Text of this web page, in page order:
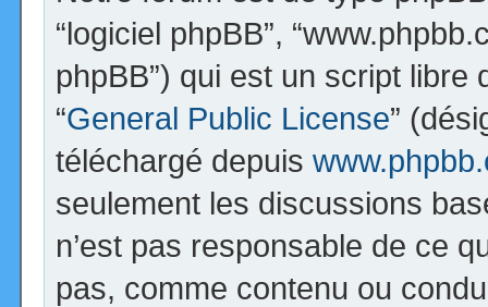
“logiciel phpBB”,
phpBB”) qui est un script
“General Public License”
téléchargé depuis
seulement les discussions
n’est pas responsable de ce
pas, comme contenu ou